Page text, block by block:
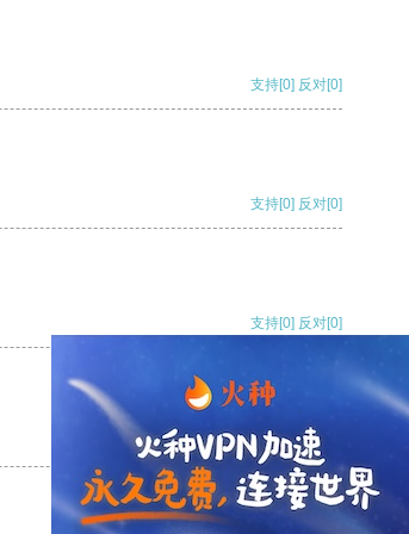
支持[0] 反对[0]
支持[0] 反对[0]
支持[0] 反对[0]
支持[0] 反对